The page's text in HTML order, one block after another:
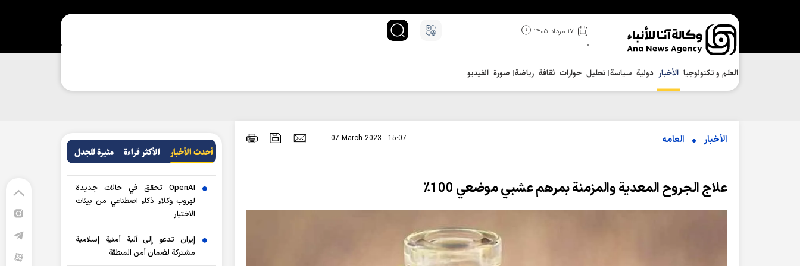
۱۷ مرداد ۱۴۰۵
العلم و تکنولوجیا الأخبار دولية سياسة تحلیل حوارات ثقافة رياضة صورة الفيديو
الأخبار العامه 07 March 2023 - 15:07
علاج الجروح المعدية والمزمنة بمرهم عشبي موضعي 100٪
أحدث الأخبار الأکثر قراءة مثيرة للجدل
OpenAI تحقق في حالات جديدة
لهروب وكلاء ذكاء اصطناعي من بيئات
الاختبار
إيران تدعو إلى آلية أمنية إسلامية
مشتركة لضمان أمن المنطقة